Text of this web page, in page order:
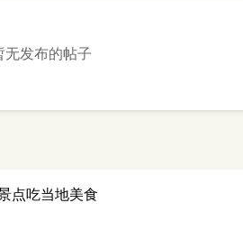
无发布的帖子
点吃当地美食